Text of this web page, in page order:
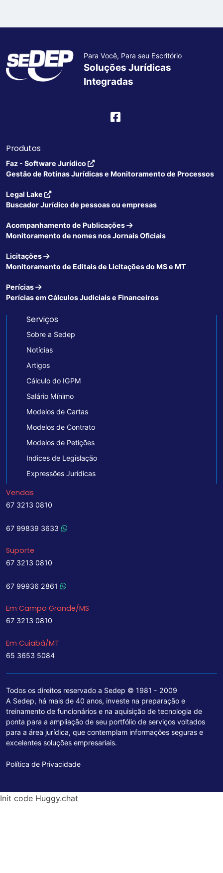
Para Você, Para seu Escritório
Soluções Jurídicas
Integradas
Produtos
Faz - Software Jurídico
Gestão de Rotinas Jurídicas e Monitoramento de Processos
Legal Lake
Buscador Jurídico de pessoas ou empresas
Acompanhamento de Publicações
Monitoramento de nomes nos Jornais Oficiais
Licitações
Monitoramento de Editais de Licitações do MS e MT
Perícias
Perícias em Cálculos Judiciais e Financeiros
Serviços
Sobre a Sedep
Notícias
Artigos
Cálculo do IGPM
Salário Mínimo
Modelos de Cartas
Modelos de Contrato
Modelos de Petições
Indices de Legislação
Expressões Jurídicas
Vendas
67 3213 0810
67 99839 3633
Suporte
67 3213 0810
67 99936 2861
Em Campo Grande/MS
67 3213 0810
Em Cuiabá/MT
65 3653 5084
Todos os direitos reservado a Sedep © 1981 - 2009
A Sedep, há mais de 40 anos, investe na preparação e
treinamento de funcionários e na aquisição de tecnologia de
ponta para a ampliação de seu portfólio de serviços voltados
para a área jurídica, que contemplam informações seguras e
excelentes soluções empresariais.
Política de Privacidade
Init code Huggy.chat